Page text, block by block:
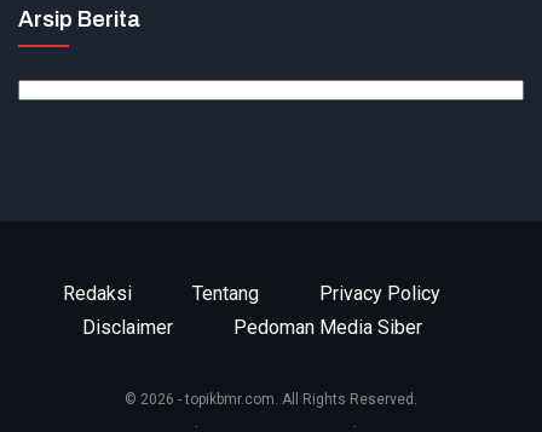
Arsip Berita
Redaksi Tentang
Privacy Policy
Disclaimer
Pedoman Media Siber
© 2026 - topikbmr.com. All Rights Reserved.